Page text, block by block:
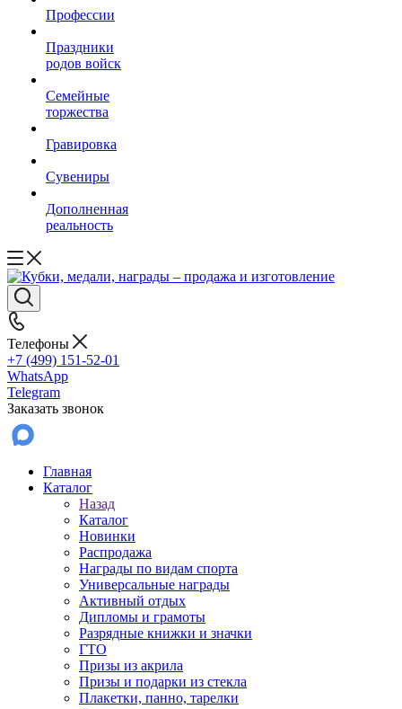
Профессии
Праздники
родов войск
Семейные
торжества
Гравировка
Сувениры
Дополненная
реальность
Телефоны
+7 (499) 151-52-01
WhatsApp
Telegram
Заказать звонок
Главная
Каталог
Назад
Каталог
Новинки
Распродажа
Награды по видам спорта
Универсальные награды
Активный отдых
Дипломы и грамоты
Разрядные книжки и значки
ГТО
Призы из акрила
Призы и подарки из стекла
Плакетки, панно, тарелки